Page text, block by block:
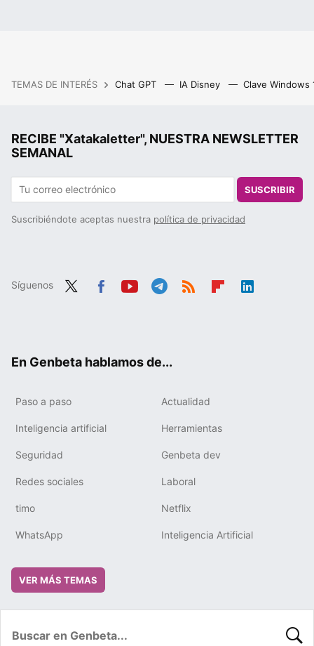
TEMAS DE INTERÉS Chat GPT IA Disney Clave Windows
RECIBE "Xatakaletter", NUESTRA NEWSLETTER
SEMANAL
SUSCRIBIR
Suscribiéndote aceptas nuestra política de privacidad
Síguenos
En Genbeta hablamos de...
Paso a paso Actualidad
Inteligencia artificial Herramientas
Seguridad Genbeta dev
Redes sociales Laboral
timo Netflix
WhatsApp Inteligencia Artificial
VER MÁS TEMAS